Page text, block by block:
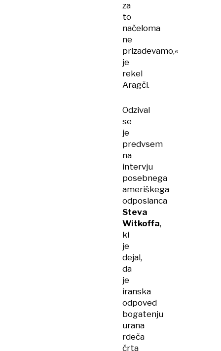
za
to
načeloma
ne
prizadevamo,«
je
rekel
Aragči.
Odzival
se
je
predvsem
na
intervju
posebnega
ameriškega
odposlanca
Steva
Witkoffa,
ki
je
dejal,
da
je
iranska
odpoved
bogatenju
urana
rdeča
črta